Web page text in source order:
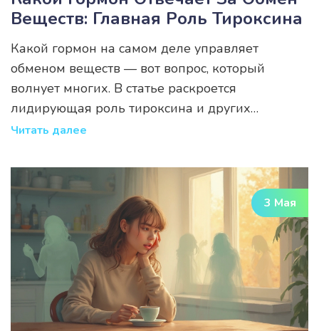
Веществ: Главная Роль Тироксина
Какой гормон на самом деле управляет
обменом веществ — вот вопрос, который
волнует многих. В статье раскроется
лидирующая роль тироксина и других
гормонов, влияющих на энергетику тела.
поддержания метаболизма и какие сбои
нельзя игнорировать. Будут разобраны
простые способы диагностики и советы,
которые помогут сохранить баланс. Минимум
теории, максимум полезных фактов для
здоровья.
Читать далее
3 Мая